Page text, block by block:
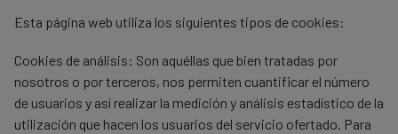
Esta página web utiliza los siguientes tipos de cookies:
Cookies de análisis: Son aquéllas que bien tratadas por
nosotros o por terceros, nos permiten cuantificar el número
de usuarios y así realizar la medición y análisis estadístico de la
utilización que hacen los usuarios del servicio ofertado. Para